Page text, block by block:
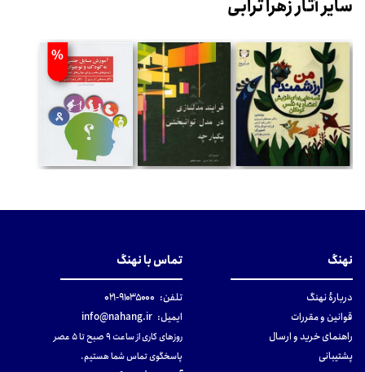
سایر آثار زهرا ترابی
%
نهنگ
دربارهٔ نهنگ
قوانین و مقررات
راهنمای خرید و ارسال
پشتیبانی
تماس با نهنگ
تلفن: ۹۱۰۳۵۰۰۰-۰۲۱
ایمیل: info@nahang.ir
روزهای کاری از ساعت ۹ صبح تا ۵ عصر
پاسخگوی تماس شما هستیم.